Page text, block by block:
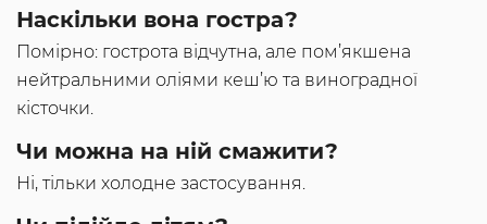
Наскільки вона гостра?
Помірно: гострота відчутна, але пом’якшена
нейтральними оліями кеш’ю та виноградної
кісточки.
Чи можна на ній смажити?
Ні, тільки холодне застосування.